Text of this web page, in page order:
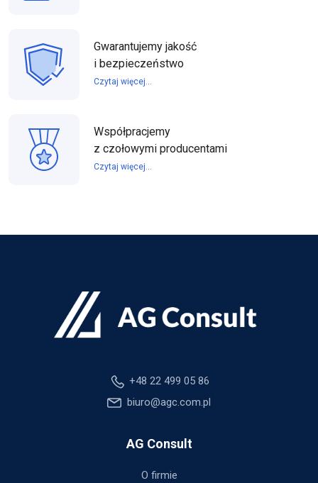
Gwarantujemy jakość
i bezpieczeństwo
Czytaj więcej...
Współpracjemy
z czołowymi producentami
Czytaj więcej...
+48 22 499 05 86
biuro@agc.com.pl
AG Consult
O firmie